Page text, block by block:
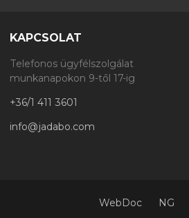
KAPCSOLAT
Telefonos ügyfélszolgálat
munkanapokon 9-től 17-ig
+36/1 411 3601
info@jadabo.com
WebDoc NG